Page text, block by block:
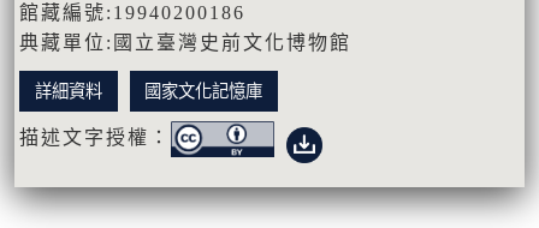
館藏編號:19940200186
典藏單位:國立臺灣史前文化博物館
詳細資料 國家文化記憶庫
描述文字授權：